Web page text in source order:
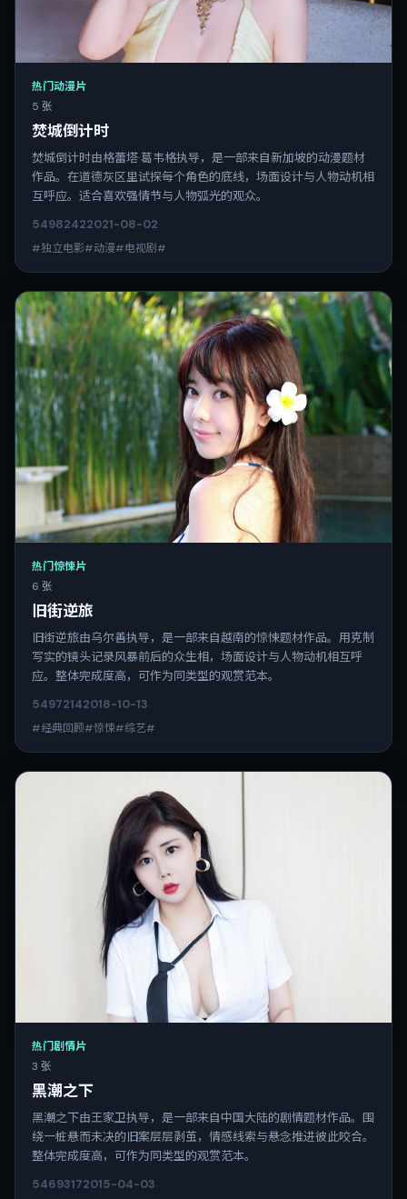
热门动漫片
5 张
焚城倒计时
焚城倒计时由格蕾塔·葛韦格执导，是一部来自新加坡的动漫题材
作品。在道德灰区里试探每个角色的底线，场面设计与人物动机相
互呼应。适合喜欢强情节与人物弧光的观众。
54982422021-08-02
#独立电影#动漫#电视剧#
热门惊悚片
6 张
旧街逆旅
旧街逆旅由乌尔善执导，是一部来自越南的惊悚题材作品。用克制
写实的镜头记录风暴前后的众生相，场面设计与人物动机相互呼
应。整体完成度高，可作为同类型的观赏范本。
54972142018-10-13
#经典回顾#惊悚#综艺#
热门剧情片
3 张
黑潮之下
黑潮之下由王家卫执导，是一部来自中国大陆的剧情题材作品。围
绕一桩悬而未决的旧案层层剥茧，情感线索与悬念推进彼此咬合。
整体完成度高，可作为同类型的观赏范本。
54693172015-04-03